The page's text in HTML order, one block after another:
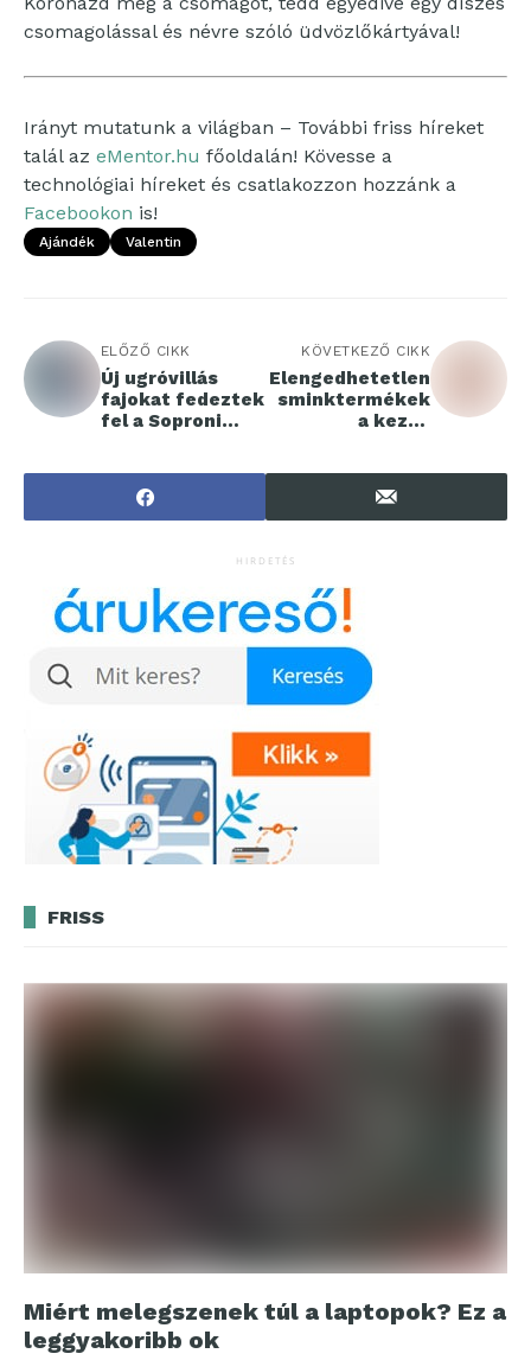
csomagolással és névre szóló üdvözlőkártyával!
Irányt mutatunk a világban – További friss híreket
talál az eMentor.hu főoldalán! Kövesse a
technológiai híreket és csatlakozzon hozzánk a
Facebookon is!
Ajándék Valentin
ELŐZŐ CIKK
Új ugróvillás
fajokat fedeztek
fel a Soproni
vezetésével
zajló kutatások
során
KÖVETKEZŐ CIKK
Elengedhetetlen
sminktermékek
a kezdő
HIRDETÉS
FRISS
Miért melegszenek túl a laptopok? Ez a
leggyakoribb ok